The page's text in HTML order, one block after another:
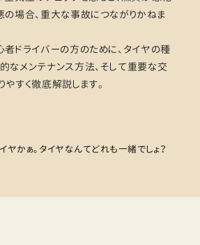
の場合、重大な事故につながりかねま
者ドライバーの方のために、タイヤの種
なメンテナンス方法、そして重要な交
やすく徹底解説します。
ヤかぁ。タイヤなんてどれも一緒でしょ？